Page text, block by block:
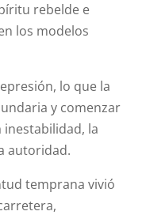
rebelde e
los modelos
lo que la
y comenzar
la
autoridad.
temprana vivió